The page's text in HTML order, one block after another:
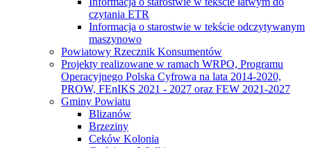
czytania ETR
Informacja o starostwie w tekście odczytywanym
maszynowo
Powiatowy Rzecznik Konsumentów
Projekty realizowane w ramach WRPO, Programu
Operacyjnego Polska Cyfrowa na lata 2014-2020,
PROW, FEnIKS 2021 - 2027 oraz FEW 2021-2027
Gminy Powiatu
Blizanów
Brzeziny
Ceków Kolonia